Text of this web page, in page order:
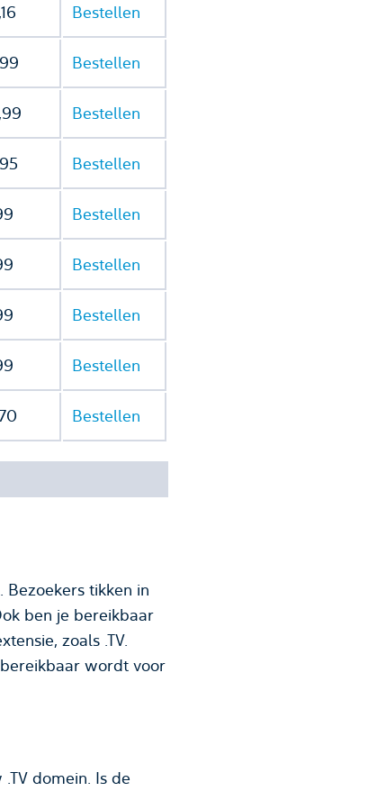
Bestellen
Bestellen
Bestellen
Bestellen
Bestellen
Bestellen
Bestellen
Bestellen
Bestellen
tikken in
ben je bereikbaar
wordt voor
domein. Is de